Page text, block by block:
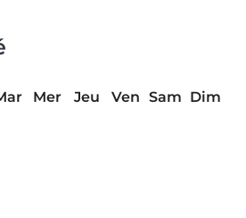
Mer Jeu Ven Sam Dim